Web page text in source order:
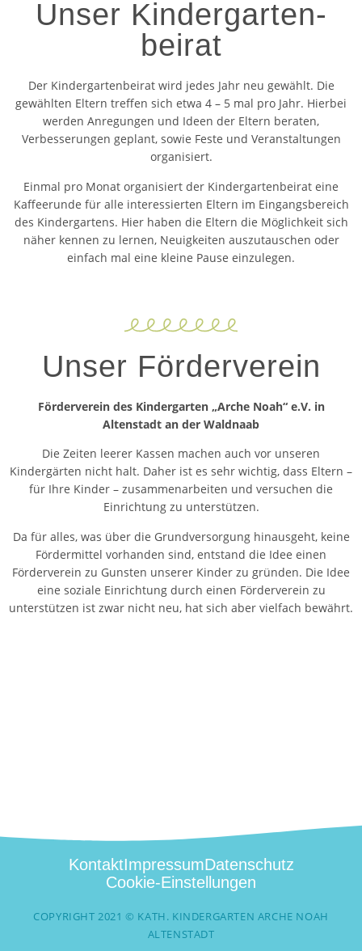
Unser Kindergarten­
beirat
Der Kindergartenbeirat wird jedes Jahr neu gewählt. Die
gewählten Eltern treffen sich etwa 4 – 5 mal pro Jahr. Hierbei
werden Anregungen und Ideen der Eltern beraten,
Verbesserungen geplant, sowie Feste und Veranstaltungen
organisiert.
Einmal pro Monat organisiert der Kindergartenbeirat eine
Kaffeerunde für alle interessierten Eltern im Eingangsbereich
des Kindergartens. Hier haben die Eltern die Möglichkeit sich
näher kennen zu lernen, Neuigkeiten auszutauschen oder
einfach mal eine kleine Pause einzulegen.
Unser Förderverein
Förderverein des Kindergarten „Arche Noah“ e.V. in
Altenstadt an der Waldnaab
Die Zeiten leerer Kassen machen auch vor unseren
Kindergärten nicht halt. Daher ist es sehr wichtig, dass Eltern –
für Ihre Kinder – zusammenarbeiten und versuchen die
Einrichtung zu unterstützen.
Da für alles, was über die Grundversorgung hinausgeht, keine
Fördermittel vorhanden sind, entstand die Idee einen
Förderverein zu Gunsten unserer Kinder zu gründen. Die Idee
eine soziale Einrichtung durch einen Förderverein zu
unterstützen ist zwar nicht neu, hat sich aber vielfach bewährt.
KontaktImpressumDatenschutz
Cookie-Einstellungen
COPYRIGHT 2021 © KATH. KINDERGARTEN ARCHE NOAH
ALTENSTADT